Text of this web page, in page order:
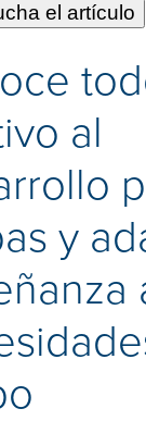
el artículo
al
y